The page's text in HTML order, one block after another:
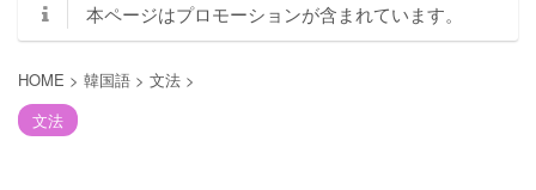
本ページはプロモーションが含まれています。
HOME > 韓国語 > 文法 >
文法